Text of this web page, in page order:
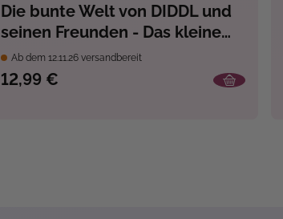
Die bunte Welt von DIDDL und
seinen Freunden - Das kleine
Aquarell-Set
Ab dem 12.11.26 versandbereit
12,99 €